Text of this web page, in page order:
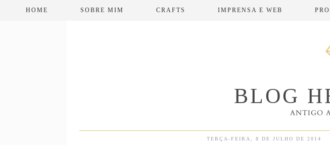
HOME SOBRE MIM CRAFTS IMPRENSA E WEB
BLOG
ANTIGO
TERÇA-FEIRA, 8 DE JULHO DE 2014